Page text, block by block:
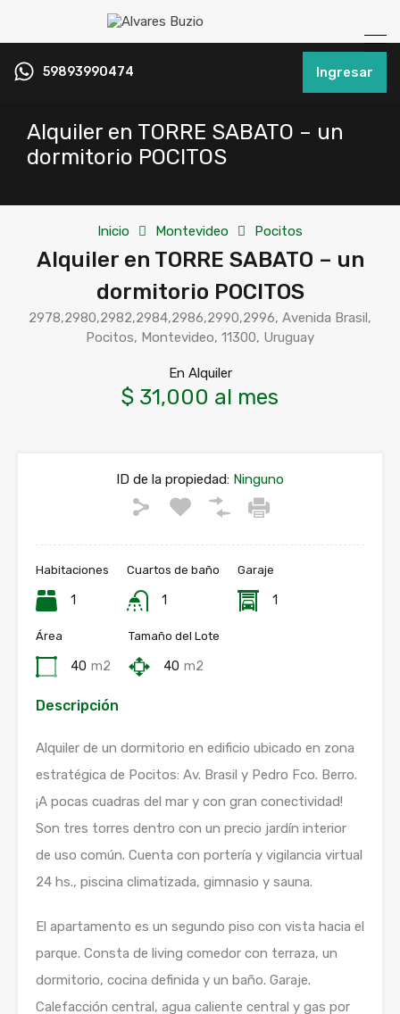
59893990474 Ingresar
Alquiler en TORRE SABATO – un
dormitorio POCITOS
Inicio Montevideo Pocitos
Alquiler en TORRE SABATO – un
dormitorio POCITOS
2978,2980,2982,2984,2986,2990,2996, Avenida Brasil,
Pocitos, Montevideo, 11300, Uruguay
En Alquiler
$ 31,000 al mes
ID de la propiedad: Ninguno
Habitaciones
1
Cuartos de baño
1
Garaje
1
Área
40 m2
Tamaño del Lote
40 m2
Descripción
Alquiler de un dormitorio en edificio ubicado en zona
estratégica de Pocitos: Av. Brasil y Pedro Fco. Berro.
¡A pocas cuadras del mar y con gran conectividad!
Son tres torres dentro con un precio jardín interior
de uso común. Cuenta con portería y vigilancia virtual
24 hs., piscina climatizada, gimnasio y sauna.
El apartamento es un segundo piso con vista hacia el
parque. Consta de living comedor con terraza, un
dormitorio, cocina definida y un baño. Garaje.
Calefacción central, agua caliente central y gas por